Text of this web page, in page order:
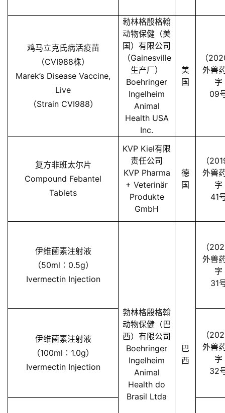
数
鸡马立克氏病活疫苗
（CVI988株）
Marek’s Disease Vaccine,
Live
（Strain CVI988）
勃林格殷格翰
动物保健（美
国）有限公司
（Gainesville
生产厂）
Boehringer
Ingelheim
Animal
Health USA
Inc.
美
国
（
外兽
字
09
复方非班太尔片
Compound Febantel
Tablets
KVP Kiel有限
责任公司
KVP Pharma
+ Veterinär
Produkte
GmbH
德
国
（
外兽
字
41
伊维菌素注射液
（50ml∶0.5g）
Ivermectin Injection
勃林格殷格翰
动物保健（巴
西）有限公司
Boehringer
Ingelheim
Animal
Health do
Brasil Ltda
巴
西
（
外兽
字
31
伊维菌素注射液
（100ml∶1.0g）
Ivermectin Injection
（
外兽
字
32